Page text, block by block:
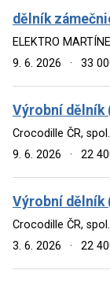
dělník
ELEKTRO
9. 6. 2026
· 33
Výrobní dělník
Crocodille ČR,
9. 6. 2026
· 22
Výrobní dělník
Crocodille ČR,
3. 6. 2026
· 22